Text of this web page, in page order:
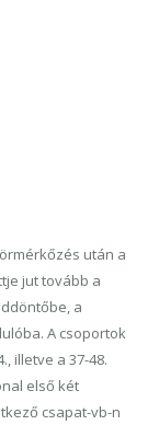
után a
jut tovább a
a
A csoportok
illetve a 37-48.
első két
csapat-vb-n